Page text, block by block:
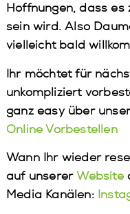
Hoffnungen, dass es
sein wird. Also
vielleicht bald
Ihr möchtet für
unkompliziert
ganz easy über
Online Vorbestellen
Wann Ihr wieder
auf unsererWebsite
Media Kanälen: